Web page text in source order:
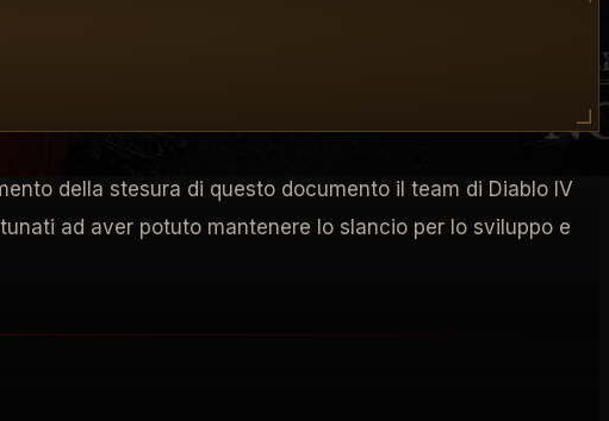
presentare alcuni dei progressi nello sviluppo del gioco
della stesura di questo documento il team di Diablo IV
ad aver potuto mantenere lo slancio per lo sviluppo e